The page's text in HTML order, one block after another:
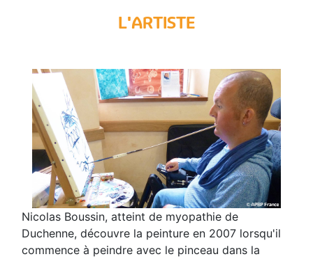
L'ARTISTE
Nicolas Boussin, atteint de myopathie de
Duchenne, découvre la peinture en 2007 lorsqu'il
commence à peindre avec le pinceau dans la